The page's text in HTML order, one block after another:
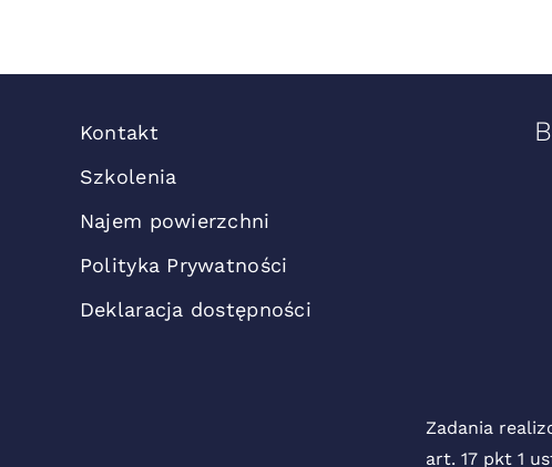
Kontakt
Szkolenia
Najem powierzchni
Polityka Prywatności
Deklaracja dostępności
Zadania
art. 17 pkt 1